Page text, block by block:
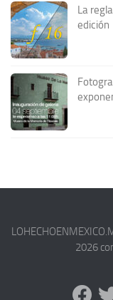
La
edición
2026